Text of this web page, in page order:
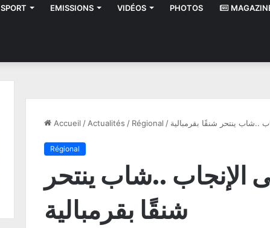
SPORT EMISSIONS VIDÉOS PHOTOS
Accueil / Actualités / Régional / ..شاب ينتحر شنقًا بقرمبالية
Régional
..شاب ينتحر
شنقًا بقرمبالية